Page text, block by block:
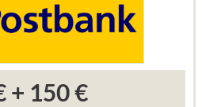
+ 150 €